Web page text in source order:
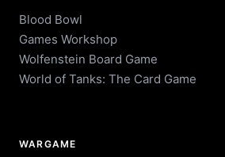
Blood Bowl
Games Workshop
Wolfenstein Board Game
World of Tanks: The Card Game
WARGAME